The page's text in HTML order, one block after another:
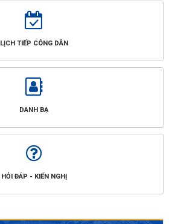
LỊCH TIẾP CÔNG DÂN
DANH BẠ
HỎI ĐÁP - KIẾN NGHỊ